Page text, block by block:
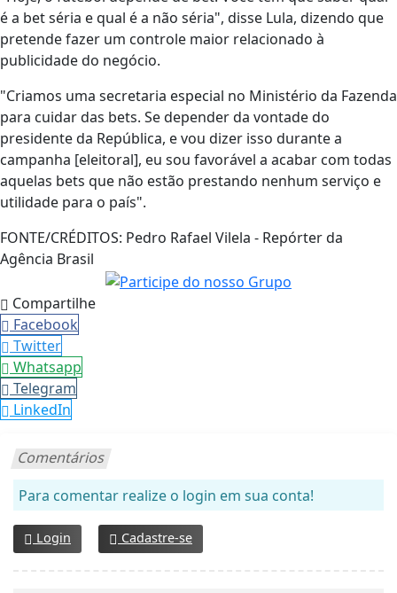
é a bet séria e qual é a não séria", disse Lula, dizendo que
pretende fazer um controle maior relacionado à
publicidade do negócio.
"Criamos uma secretaria especial no Ministério da Fazenda
para cuidar das bets. Se depender da vontade do
presidente da República, e vou dizer isso durante a
campanha [eleitoral], eu sou favorável a acabar com todas
aquelas bets que não estão prestando nenhum serviço e
utilidade para o país".
FONTE/CRÉDITOS: Pedro Rafael Vilela - Repórter da
Agência Brasil
Compartilhe
Facebook
Twitter
Whatsapp
Telegram
LinkedIn
Comentários
Para comentar realize o login em sua conta!
Login Cadastre-se